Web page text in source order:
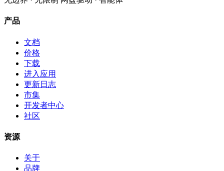
产品
文档
价格
下载
进入应用
更新日志
市集
开发者中心
社区
资源
关于
品牌